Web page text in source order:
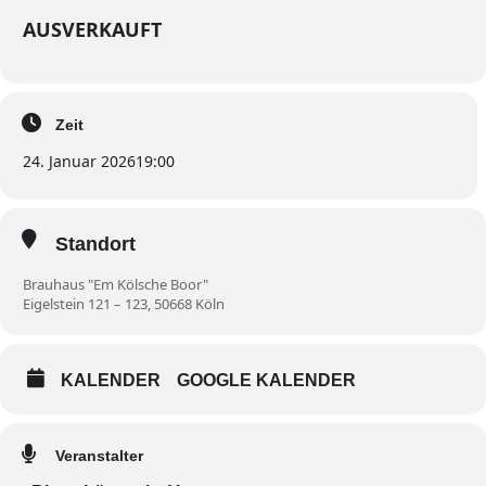
AUSVERKAUFT
Zeit
24. Januar 202619:00
Standort
Brauhaus "Em Kölsche Boor"
Eigelstein 121 – 123, 50668 Köln
KALENDER GOOGLE KALENDER
Veranstalter